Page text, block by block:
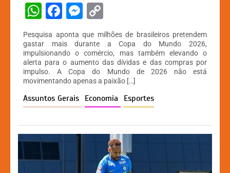
W
h
at
s
A
p
p
F
c
e
b
o
o
k
M
s
s
e
n
g
er
o
p
y
Li
n
k
Pesquisa aponta que milhões de brasileiros pretendem
gastar mais durante a Copa do Mundo 2026,
impulsionando o comércio, mas também elevando o
alerta para o aumento das dívidas e das compras por
impulso. A Copa do Mundo de 2026 não está
movimentando apenas a paixão […]
Assuntos Gerais Economia Esportes